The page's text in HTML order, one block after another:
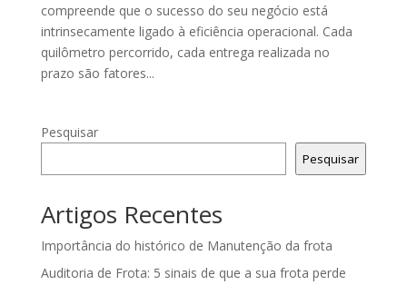
compreende que o sucesso do seu negócio está
intrinsecamente ligado à eficiência operacional. Cada
quilômetro percorrido, cada entrega realizada no
prazo são fatores...
Pesquisar
Pesquisar
Artigos Recentes
Importância do histórico de Manutenção da frota
Auditoria de Frota: 5 sinais de que a sua frota perde